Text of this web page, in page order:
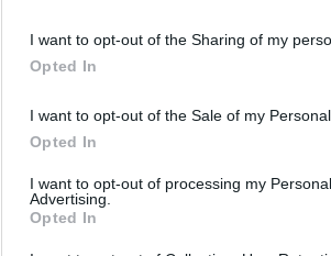
I want to opt-out of the Sharing of my
Opted In
I want to opt-out of the Sale of my Personal
Opted In
I want to opt-out of processing my
Advertising.
Opted In